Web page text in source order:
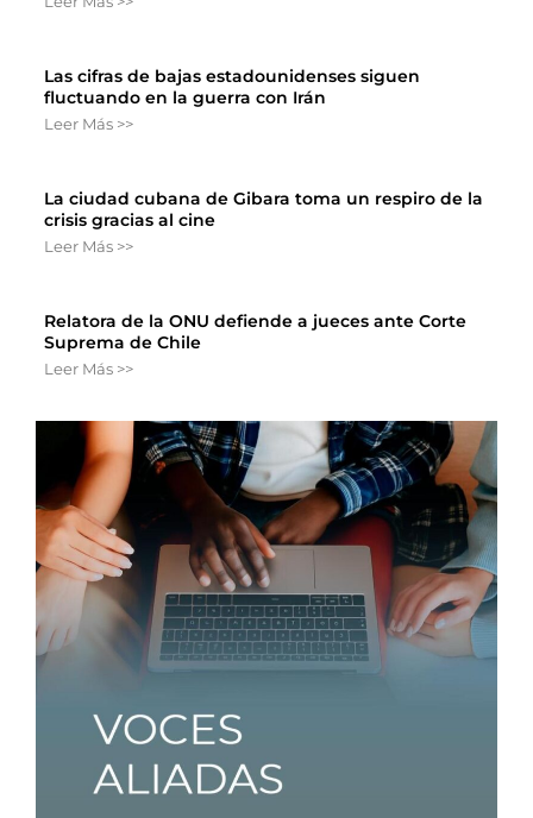
Las cifras de bajas estadounidenses siguen
fluctuando en la guerra con Irán
Leer Más >>
La ciudad cubana de Gibara toma un respiro de la
crisis gracias al cine
Leer Más >>
Relatora de la ONU defiende a jueces ante Corte
Suprema de Chile
Leer Más >>